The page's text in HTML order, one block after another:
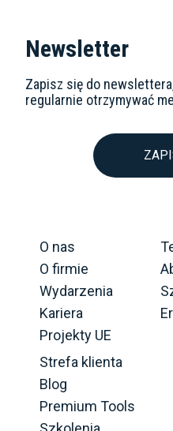
Newsletter
Zapisz się do
regularnie otrzymywać
O nas
O firmie
Wydarzenia
Kariera
Projekty UE
Strefa klienta
Blog
Premium Tools